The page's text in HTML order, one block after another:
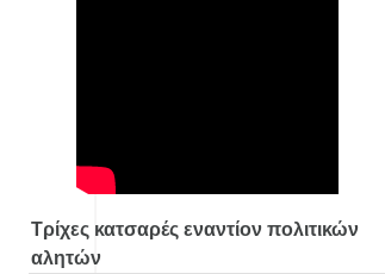
Τρίχες κατσαρές εναντίον πολιτικών
αλητών